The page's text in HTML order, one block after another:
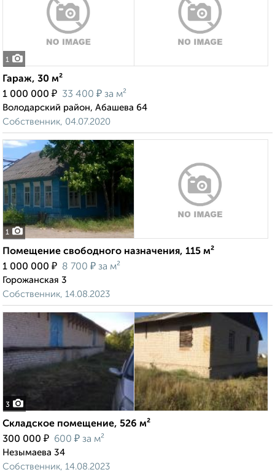
1
Гараж, 30 м²
1 000 000 ₽ 33 400 ₽ за м²
Володарский район, Абашева 64
Собственник, 04.07.2020
1
Помещение свободного назначения, 115 м²
1 000 000 ₽ 8 700 ₽ за м²
Горожанская 3
Собственник, 14.08.2023
3
Складское помещение, 526 м²
300 000 ₽ 600 ₽ за м²
Незымаева 34
Собственник, 14.08.2023